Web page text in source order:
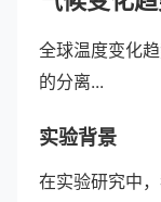
全球温度变化
的分离...
实验背景
在实验研究中